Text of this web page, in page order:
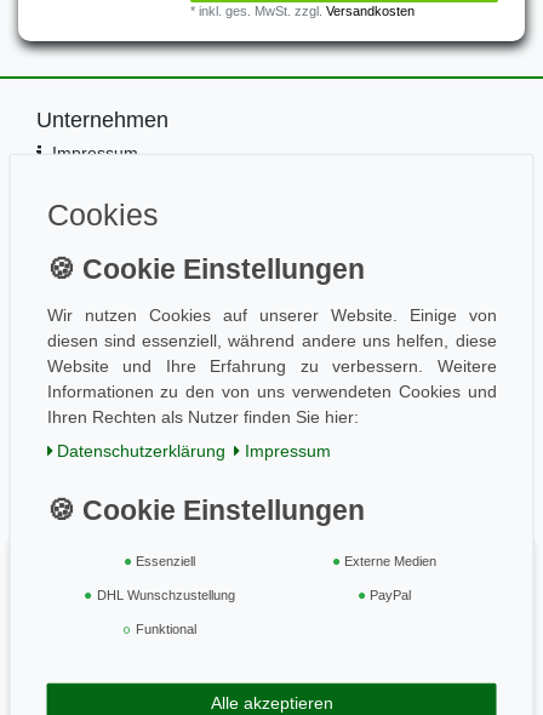
*inkl. ges. MwSt. zzgl.Versandkosten
Unternehmen
Impressum
Datenschutz
Wissen
Folge uns
Einkaufen
Zahlung und Versand
Geprüft & sicher
Cookies
Wir nutzen Cookies auf unserer Website. Einige von
diesen sind essenziell, während andere uns helfen, diese
Website und Ihre Erfahrung zu verbessern. Weitere
Informationen zu den von uns verwendeten Cookies und
Ihren Rechten als Nutzer finden Sie hier:
Daten­schutz­erklärung
Impressum
Essenziell Externe Medien
DHL Wunschzustellung PayPal
Funktional
Alle akzeptieren